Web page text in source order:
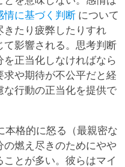
情に基づく判断 について
たり疲弊したりすれ
影響される。思考判断
正当化しなければなら
や期待が不公平だと経
行動の正当化を提供で
本格的に怒る（最親密な
燃え尽きのためにやや
とが多い。彼らはマイ